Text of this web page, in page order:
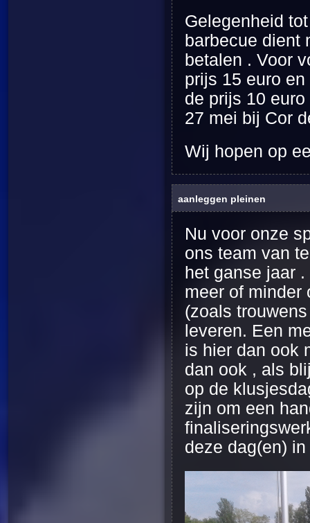
Gelegenheid
barbecue dient
betalen . Voor
prijs 15 euro
de prijs 10
27 mei bij Cor
Wij hopen op
aanleggen pleinen
Nu voor onze
ons team van
het ganse jaar
meer of minder
(zoals
leveren. Een
is hier dan ook
dan ook , als
op de
zijn om een
deze dag(en)